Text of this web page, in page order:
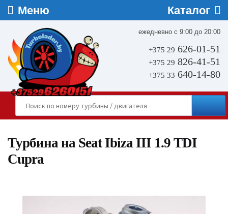
ежедневно с 9:00 до 20:00
+375 29 626-01-51
+375 29 826-41-51
+375 33 640-14-80
Турбина на Seat Ibiza III 1.9 TDI
Cupra